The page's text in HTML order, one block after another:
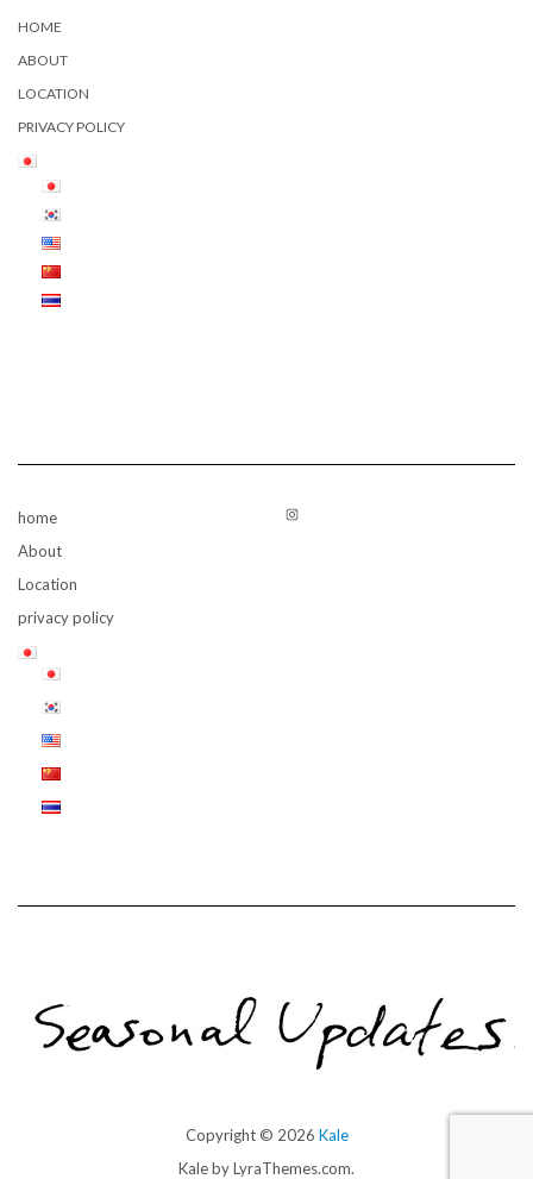
HOME
ABOUT
LOCATION
PRIVACY POLICY
home
About
Location
privacy policy
Instagram
Copyright © 2026 Kale
Kaleby LyraThemes.com.